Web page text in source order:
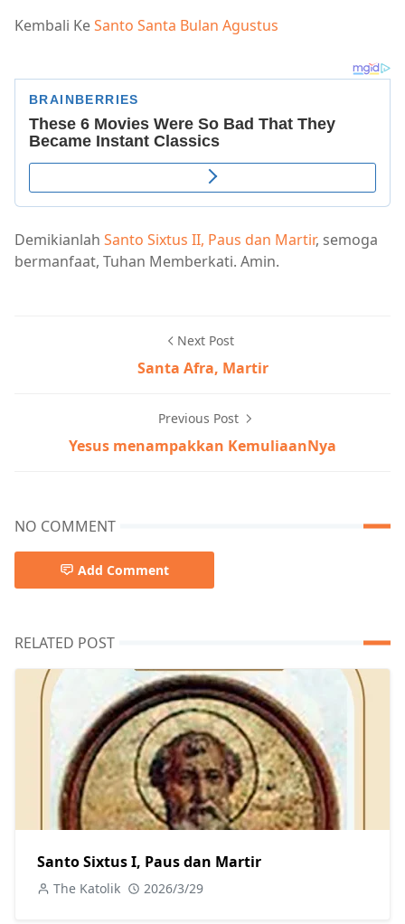
Kembali KeSanto Santa Bulan Agustus
Demikianlah Santo Sixtus II, Paus dan Martir, semoga
bermanfaat, Tuhan Memberkati. Amin.
Next Post
Santa Afra, Martir
Previous Post
Yesus menampakkan KemuliaanNya
NO COMMENT
Add Comment
RELATED POST
Santo Sixtus I, Paus dan Martir
The Katolik 2026/3/29